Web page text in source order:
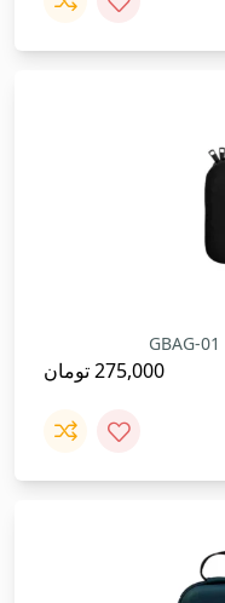
275,000تومان